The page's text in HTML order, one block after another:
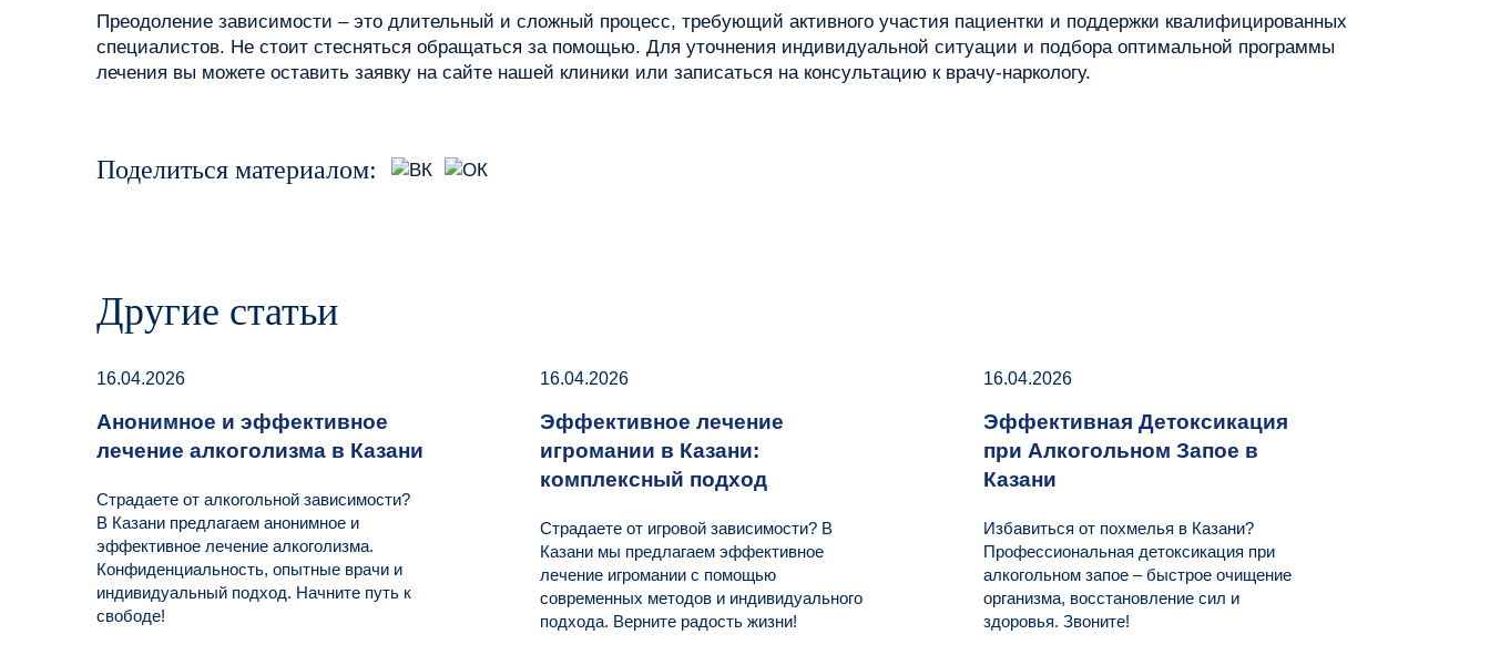
Преодоление зависимости – это длительный и сложный процесс, требующий активного участия пациентки и поддержки квалифицированных
специалистов. Не стоит стесняться обращаться за помощью. Для уточнения индивидуальной ситуации и подбора оптимальной программы
лечения вы можете оставить заявку на сайте нашей клиники или записаться на консультацию к врачу-наркологу.
Поделиться материалом:
Другие статьи
16.04.2026
Анонимное и эффективное
лечение алкоголизма в Казани
Страдаете от алкогольной зависимости?
В Казани предлагаем анонимное и
эффективное лечение алкоголизма.
Конфиденциальность, опытные врачи и
индивидуальный подход. Начните путь к
свободе!
16.04.2026
Эффективное лечение
игромании в Казани:
комплексный подход
Страдаете от игровой зависимости? В
Казани мы предлагаем эффективное
лечение игромании с помощью
современных методов и индивидуального
подхода. Верните радость жизни!
16.04.2026
Эффективная Детоксикация
при Алкогольном Запое в
Казани
Избавиться от похмелья в Казани?
Профессиональная детоксикация при
алкогольном запое – быстрое очищение
организма, восстановление сил и
здоровья. Звоните!